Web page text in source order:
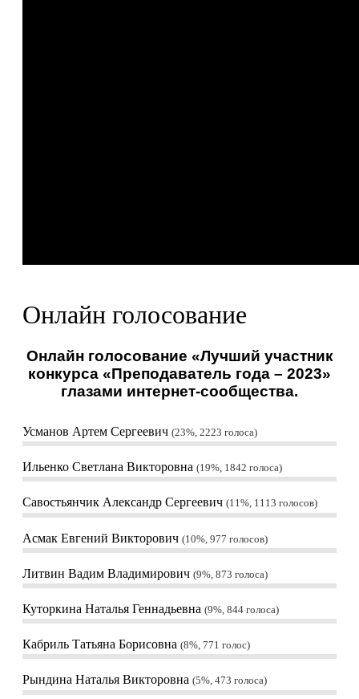
Онлайн голосование
Онлайн голосование «Лучший участник
конкурса «Преподаватель года – 2023»
глазами интернет-сообщества.
Усманов Артем Сергеевич 23%, 2223 голоса
Ильенко Светлана Викторовна 19%, 1842 голоса
Савостьянчик Александр Сергеевич 11%, 1113 голосов
Асмак Евгений Викторович 10%, 977 голосов
Литвин Вадим Владимирович 9%, 873 голоса
Куторкина Наталья Геннадьевна 9%, 844 голоса
Кабриль Татьяна Борисовна 8%, 771 голос
Рындина Наталья Викторовна 5%, 473 голоса